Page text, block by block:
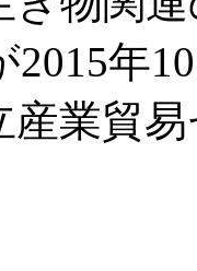
2015年
産業貿